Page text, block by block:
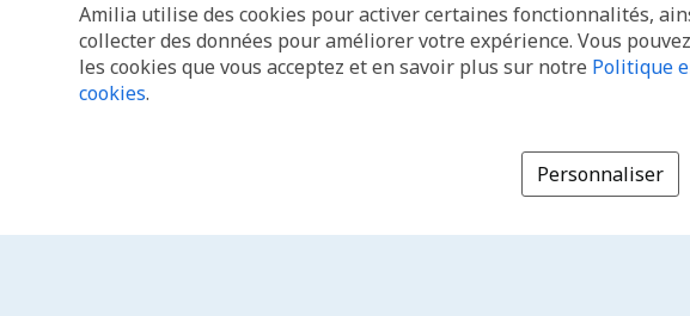
Amilia utilise des cookies pour activer certaines fonctionnalités,
collecter des données pour améliorer votre expérience. Vous
les cookies que vous acceptez et en savoir plus sur notre Politique
cookies.
Personnaliser